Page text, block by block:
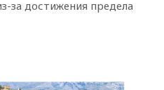
за достижения предела